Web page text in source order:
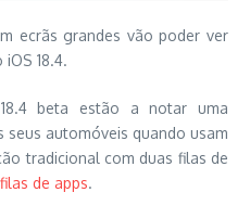
ecrãs grandes vão poder ver
18.4.
beta estão a notar uma
automóveis quando usam
tradicional com duas filas de
de apps.